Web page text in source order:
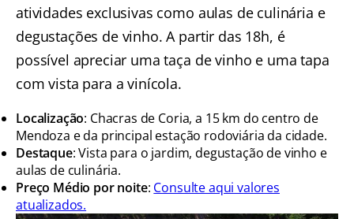
atividades exclusivas como aulas de culinária e
degustações de vinho. A partir das 18h, é
possível apreciar uma taça de vinho e uma tapa
com vista para a vinícola.
Localização: Chacras de Coria, a 15 km do centro de
Mendoza e da principal estação rodoviária da cidade.
Destaque: Vista para o jardim, degustação de vinho e
aulas de culinária.
Preço Médio por noite: Consulte aqui valores
atualizados.